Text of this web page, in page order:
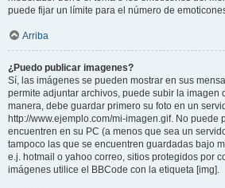
puede fijar un límite para el número de
Arriba
¿Puedo publicar imagenes?
Sí, las imágenes se pueden mostrar en sus
permite adjuntar archivos, puede subir la imagen
manera, debe guardar primero su foto en un
http://www.ejemplo.com/mi-imagen.gif. No puede
encuentren en su PC (a menos que sea un
tampoco las que se encuentren guardadas bajo
e.j. hotmail o yahoo correo, sitios protegidos por
imágenes utilice el BBCode con la etiqueta [img].